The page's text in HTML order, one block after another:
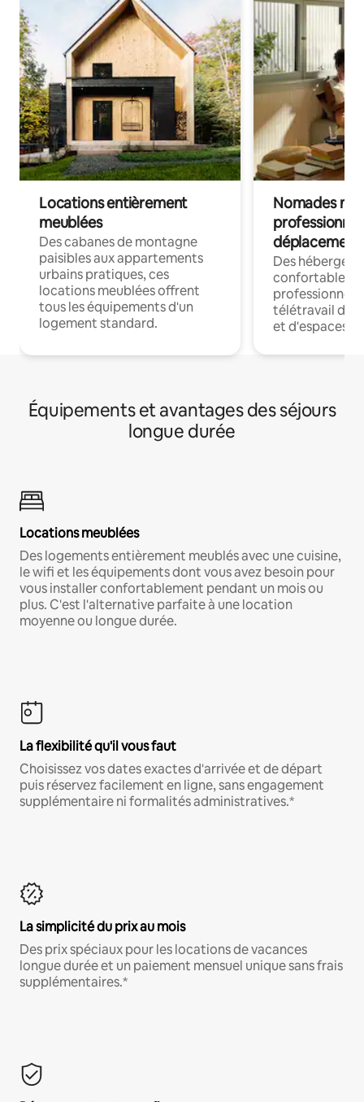
Locations entièrement
meublées
Des cabanes de montagne
paisibles aux appartements
urbains pratiques, ces
locations meublées offrent
tous les équipements d'un
logement standard.
Nomades
déplacement
Des
confortables
professionnels
télétravail
et d'espaces
Équipements et avantages des séjours
longue durée
Locations meublées
Des logements entièrement meublés avec une cuisine,
le wifi et les équipements dont vous avez besoin pour
vous installer confortablement pendant un mois ou
plus. C'est l'alternative parfaite à une location
moyenne ou longue durée.
La flexibilité qu'il vous faut
Choisissez vos dates exactes d'arrivée et de départ
puis réservez facilement en ligne, sans engagement
supplémentaire ni formalités administratives.*
La simplicité du prix au mois
Des prix spéciaux pour les locations de vacances
longue durée et un paiement mensuel unique sans frais
supplémentaires.*